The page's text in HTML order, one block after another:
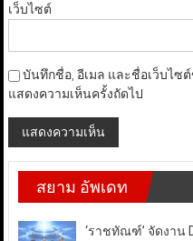
เว็บไซต์
บันทึกชื่อ, อีเมล และชื่อเว็บไซ
แสดงความเห็นครั้งถัดไป
สยาม อัพเดท
‘ราชทัณฑ์’ จัดงาน